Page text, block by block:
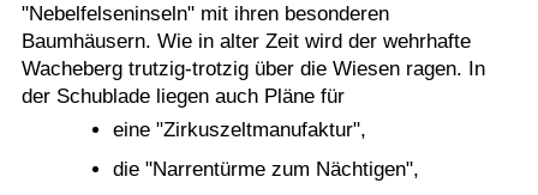
"Nebelfelseninseln" mit ihren besonderen
Baumhäusern. Wie in alter Zeit wird der wehrhafte
Wacheberg trutzig-trotzig über die Wiesen ragen. In
der Schublade liegen auch Pläne für
eine "Zirkuszeltmanufaktur",
die "Narrentürme zum Nächtigen",